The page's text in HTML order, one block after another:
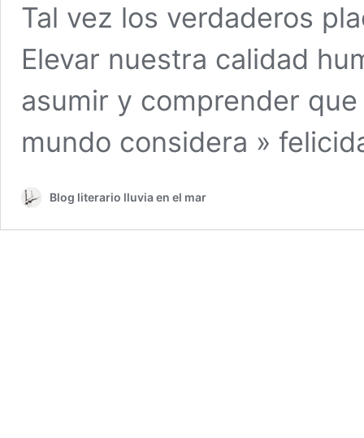
Tal vez los verdaderos
Elevar nuestra calidad
asumir y comprender
mundo considera »
Blog literario lluvia en el mar